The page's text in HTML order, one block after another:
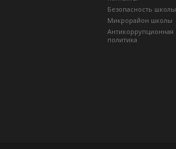
Безопасность школы
Микрорайон школы
Антикоррупционная
политика